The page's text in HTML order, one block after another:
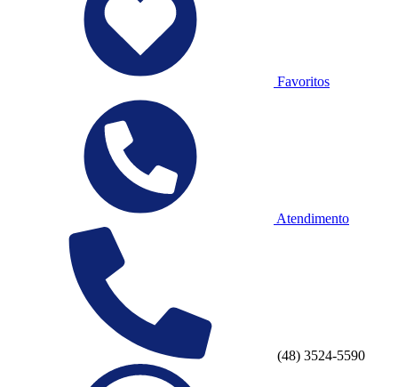
Favoritos
Atendimento
(48) 3524-5590